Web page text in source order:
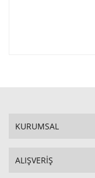
KURUMSAL
ALIŞVERİŞ